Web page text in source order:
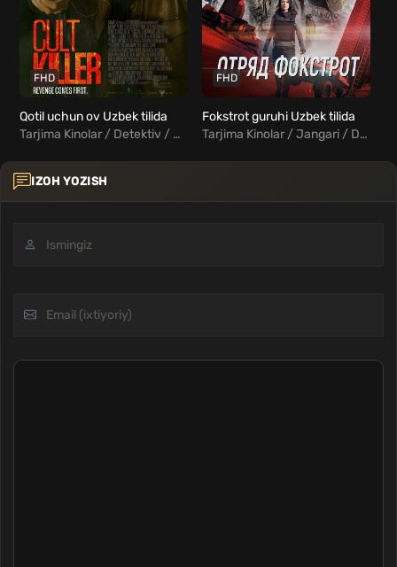
FHD
Qotil uchun ov Uzbek tilida
Tarjima Kinolar / Detektiv / Drama / Kriminal / Triller / Xorij Kinolar Uzbek Tilida
FHD
Fokstrot guruhi Uzbek tilida
Tarjima Kinolar / Jangari / Drama / Fantastika / Xorij Kinolar Uzbek Tilida
IZOH YOZISH